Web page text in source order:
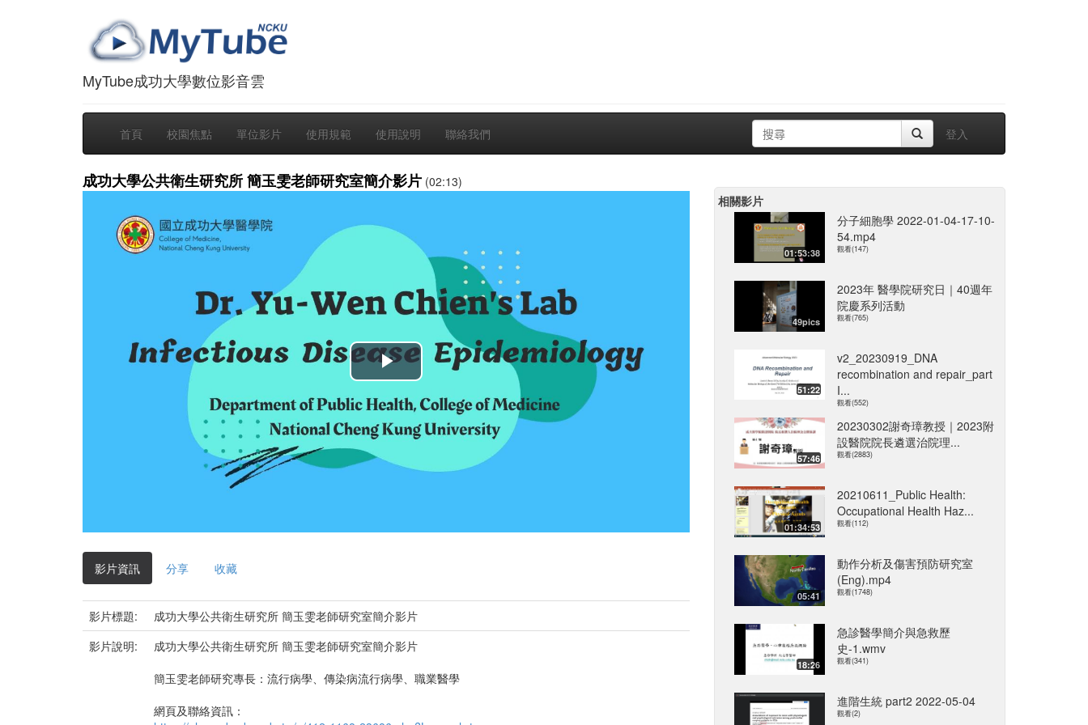
MyTube成功大學數位影音雲
首頁 校園焦點 單位影片 使用規範 使用說明 聯絡我們 登入
成功大學公共衛生研究所 簡玉雯老師研究室簡介影片 (02:13)
播
放
影片資訊 分享 收藏
影片標題:
成功大學公共衛生研究所 簡玉雯老師研究室簡介影片
影片說明:
成功大學公共衛生研究所 簡玉雯老師研究室簡介影片
簡玉雯老師研究專長：流行病學、傳染病流行病學、職業醫學
網頁及聯絡資訊：
相關影片
01:53:38
分子細胞學 2022-01-04-17-10-
54.mp4
觀看(147)
49pics
2023年 醫學院研究日｜40週年
院慶系列活動
觀看(765)
51:22
v2_20230919_DNA
recombination and repair_part
I...
觀看(552)
57:46
20230302謝奇璋教授｜2023附
設醫院院長遴選治院理...
觀看(2883)
01:34:53
20210611_Public Health:
Occupational Health Haz...
觀看(112)
05:41
動作分析及傷害預防研究室
(Eng).mp4
觀看(1748)
18:26
急診醫學簡介與急救歷
史-1.wmv
觀看(341)
進階生統 part2 2022-05-04
觀看(2)